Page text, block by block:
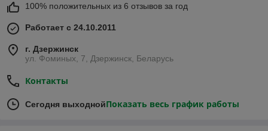
100% положительных из 6 отзывов за год
Работает с 24.10.2011
г. Дзержинск
ул. Фоминых, 7, Дзержинск, Беларусь
Контакты
Сегодня выходнойПоказать весь график работы